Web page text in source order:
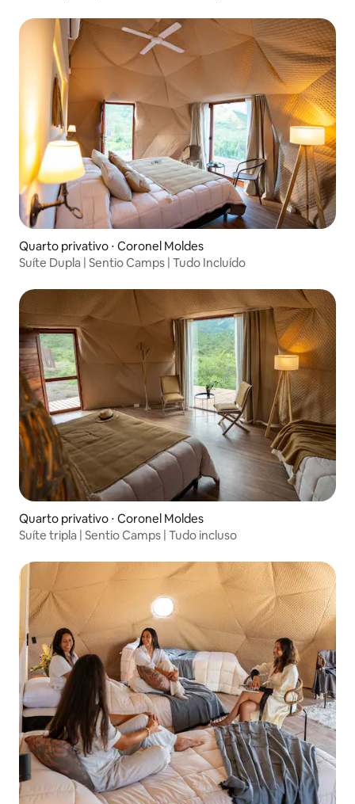
Quarto privativo ⋅ Coronel Moldes
Suíte Dupla | Sentio Camps | Tudo Incluído
Quarto privativo ⋅ Coronel Moldes
Suíte tripla | Sentio Camps | Tudo incluso